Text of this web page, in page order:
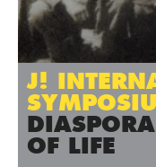
J!
OF LIFE